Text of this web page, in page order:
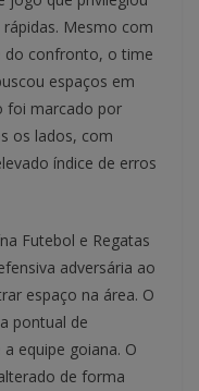
Mesmo com
do confronto, o time
espaços em
foi marcado por
os lados, com
índice de erros
Futebol e Regatas
adversária ao
espaço na área. O
pontual de
equipe goiana. O
de forma